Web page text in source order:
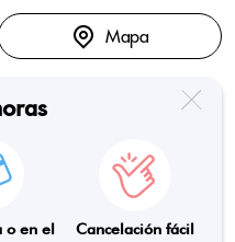
Mapa
o en el
Cancelación fácil